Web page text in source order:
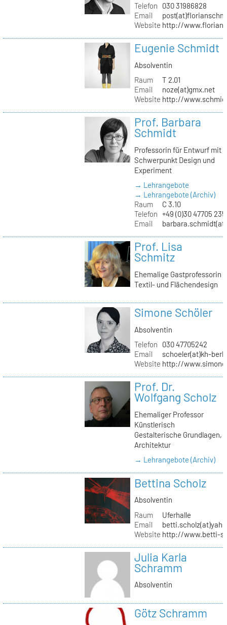
Telefon
030 31986828
Email
Website http://
Eugenie Schmidt
Absolventin
Raum
T 2.01
Email
noze(at)gmx.net
Website http://
Prof. Barbara
Schmidt
Professorin für Entwurf mit
Schwerpunkt Design und
Experiment
→ Lehrangebote
→ Lehrangebote (Archiv)
Raum
C 3.10
Telefon +49 (0)30 47705 235
Email
Prof. Lisa
Schmitz
Ehemalige Gastprofessorin
Textil- und Flächendesign
Simone Schöler
Absolventin
Telefon
030 47705242
Email
schoeler(at)kh-
Website http://
Prof. Dr.
Wolfgang Scholz
Ehemaliger Professor
Künstlerisch
Gestalterische Grundlagen,
Architektur
→ Lehrangebote (Archiv)
Bettina Scholz
Absolventin
Raum
Uferhalle
Email
Website http://www.betti-
Julia Karla
Schramm
Absolventin
Götz Schramm